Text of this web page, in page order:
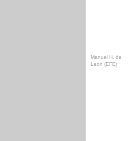
Manuel H. de
León (EFE)